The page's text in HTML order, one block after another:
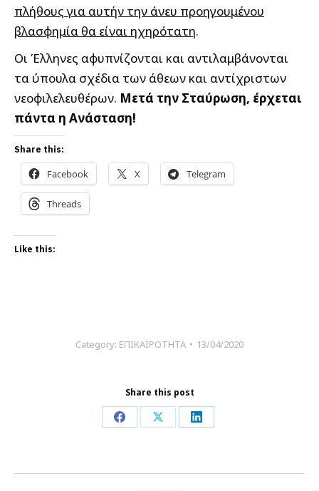
πλήθους για αυτήν την άνευ προηγουμένου
βλασφημία θα είναι ηχηρότατη.
Οι Έλληνες αφυπνίζονται και αντιλαμβάνονται
τα ύπουλα σχέδια των άθεων και αντίχριστων
νεοφιλελευθέρων. Μετά την Σταύρωση, έρχεται
πάντα η Ανάσταση!
Share this:
Facebook X Telegram
Threads
Like this:
Category: ΕΠΙΚΑΙΡΟΤΗΤΑ 13/04/2020
Share this post
Share
Facebook
Share
X
Share
LinkedIn